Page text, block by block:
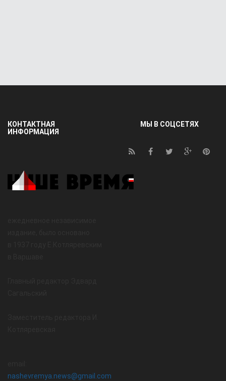
КОНТАКТНАЯ
ИНФОРМАЦИЯ
nashevremya.news@gmail.com
МЫ В СОЦСЕТЯХ